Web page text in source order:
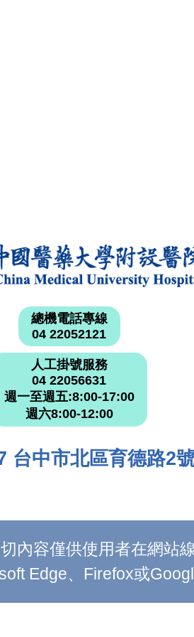
總機電話專線
04 22052121
人工掛號服務
04 22056631
週一至週五:8:00-17:00
週六8:00-12:00
台中市北區育德路2
內容僅供使用者在網站
Edge、Firefox或